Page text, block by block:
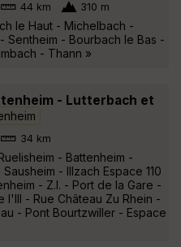
44 km 310 m
le Haut - Michelbach -
Sentheim - Bourbach le Bas -
- Thann »
- Lutterbach et
34 km
- Battenheim -
- Illzach Espace 110
- Z.I. - Port de la Gare -
l'Ill - Rue Château Zu Rhein -
- Pont Bourtzwiller - Espace